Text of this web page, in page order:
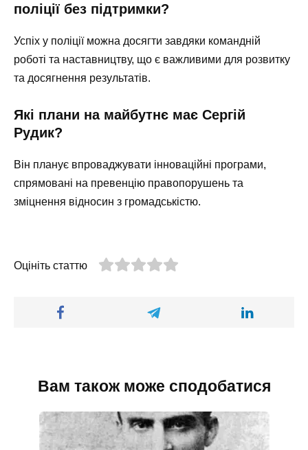
поліції без підтримки?
Успіх у поліції можна досягти завдяки командній
роботі та наставництву, що є важливими для розвитку
та досягнення результатів.
Які плани на майбутнє має Сергій
Рудик?
Він планує впроваджувати інноваційні програми,
спрямовані на превенцію правопорушень та
зміцнення відносин з громадськістю.
Оцініть статтю
Вам також може сподобатися